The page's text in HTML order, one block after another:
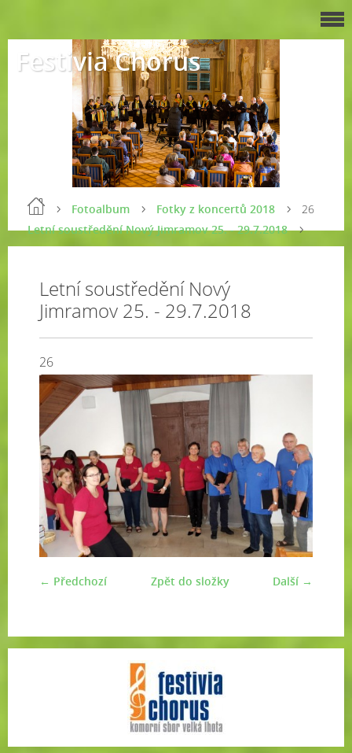
Festivia Chorus
Fotoalbum
Fotky z koncertů 2018
Letní soustředění Nový Jimramov 25. - 29.7.2018
26
Letní soustředění Nový
Jimramov 25. - 29.7.2018
26
← Předchozí Další →
Zpět do složky